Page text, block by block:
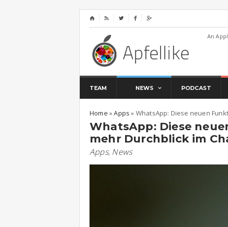
⌂    
An
TEAM NEWS PODCAST
Home »Apps » WhatsApp: Diese neuen
WhatsApp: Diese
mehr Durchblick im
Apps, News